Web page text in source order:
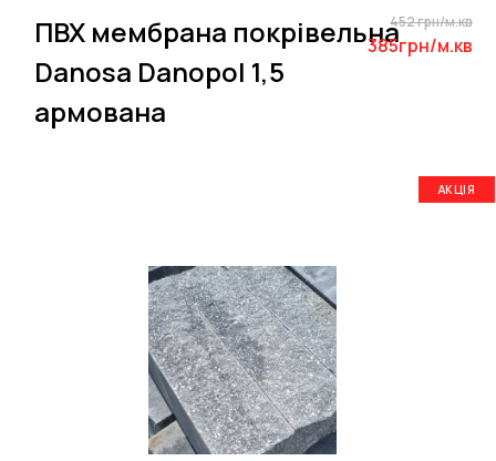
ПВХ мембрана покрівельна
Danosa Danopol 1,5
армована
452 грн/м.кв
385грн/м.кв
АКЦІЯ